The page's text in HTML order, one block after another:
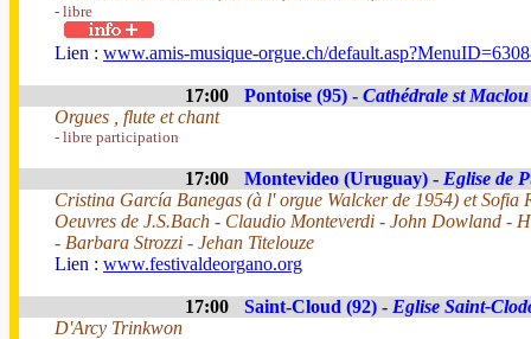
- libre
Lien : www.amis-musique-orgue.ch/
17:00 Pontoise (95) - Cathédrale st Maclou
Orgues , flute et chant
- libre participation
17:00 Montevideo (Uruguay) - Eglise de
Cristina García Banegas (à l' orgue Walcker de 1954) et Sofia
Oeuvres de J.S.Bach - Claudio Monteverdi - John Dowland -
- Barbara Strozzi - Jehan Titelouze
Lien : www.festivaldeorgano.org
17:00 Saint-Cloud (92) - Eglise Saint-
D'Arcy Trinkwon